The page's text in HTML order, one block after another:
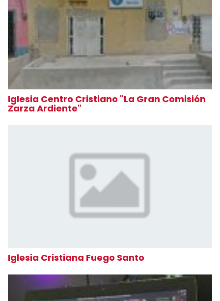
Iglesia Centro Cristiano "La Gran Comisión
Zarza Ardiente"
Iglesia Cristiana Fuego Santo